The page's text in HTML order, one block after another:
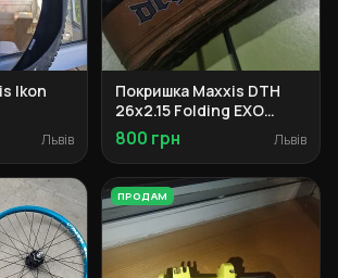
Ikon
Львів
Покришка Maxxis DTH
26x2.15 Folding EXO
Tanwall
800 грн Львів
ПРОДАМ